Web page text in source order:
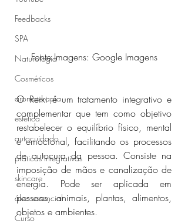
Feedbacks
SPA
Naturologia
Cosméticos
aromaterapia
estética
autocuidado
práticas integrativas
skincare
óleo essencial
Curso
Fonte Imagens: Google Imagens
O Reiki é um tratamento integrativo e
complementar que tem como objetivo
restabelecer o equilíbrio físico, mental
e emocional, facilitando os processos
de autocura da pessoa. Consiste na
imposição de mãos e canalização de
energia. Pode ser aplicada em
pessoas, animais, plantas, alimentos,
objetos e ambientes.